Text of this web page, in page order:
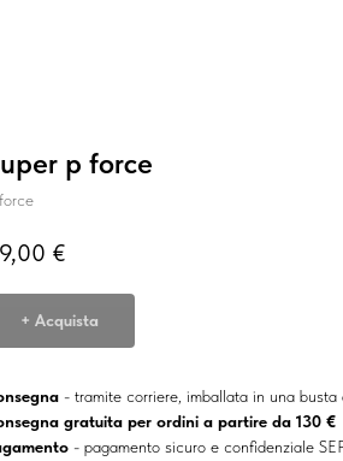
p force
€
+ Acquista
- tramite corriere, imballata in una busta
gratuita per ordini a partire da 130 €
- pagamento sicuro e confidenziale